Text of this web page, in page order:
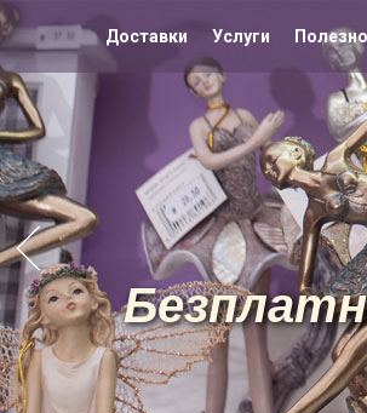
Доставки Услуги Полезно